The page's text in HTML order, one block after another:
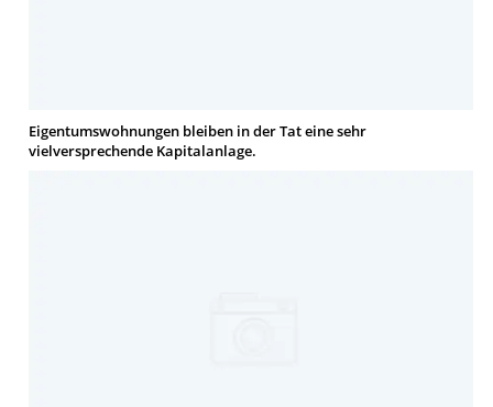
Eigentumswohnungen bleiben in der Tat eine sehr
vielversprechende Kapitalanlage.